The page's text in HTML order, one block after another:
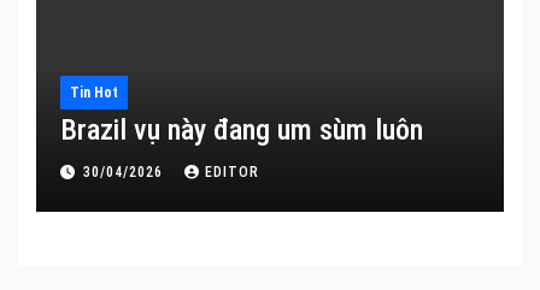
Tin Hot
Brazil vụ này đang um sùm luôn
30/04/2026 EDITOR